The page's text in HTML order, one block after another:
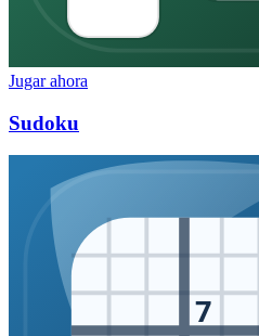
Jugar ahora
Sudoku
7